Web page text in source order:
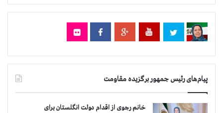
پیام‌های رئیس جمهور برگزیده مقاومت
خانم رجوی از اقدام دولت انگلستان برای